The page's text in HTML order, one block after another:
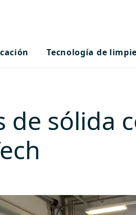
Tecnología de
de sólida